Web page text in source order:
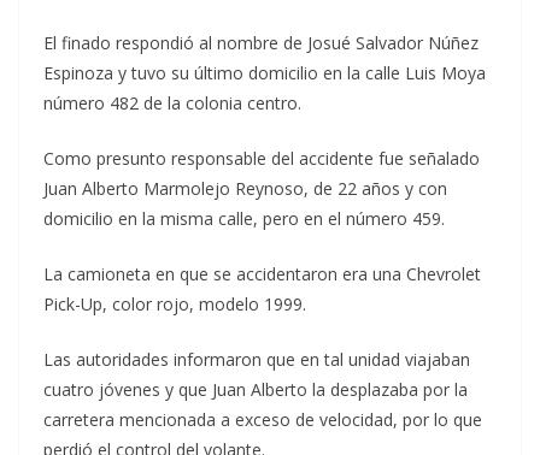
El finado respondió al nombre de Josué Salvador Núñez
Espinoza y tuvo su último domicilio en la calle Luis Moya
número 482 de la colonia centro.
Como presunto responsable del accidente fue señalado
Juan Alberto Marmolejo Reynoso, de 22 años y con
domicilio en la misma calle, pero en el número 459.
La camioneta en que se accidentaron era una Chevrolet
Pick-Up, color rojo, modelo 1999.
Las autoridades informaron que en tal unidad viajaban
cuatro jóvenes y que Juan Alberto la desplazaba por la
carretera mencionada a exceso de velocidad, por lo que
perdió el control del volante.